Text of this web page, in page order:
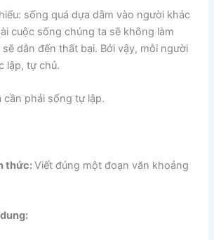
sống quá dựa dẫm vào người khác
cuộc sống chúng ta sẽ không làm
dẫn đến thất bại. Bởi vậy, mỗi người
lập, tự chủ.
cần phải sống tự lập.
thức:Viết đúng một đoạn văn khoảng